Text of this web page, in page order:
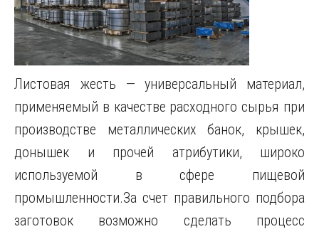
Листовая жесть — универсальный материал,
применяемый в качестве расходного сырья при
производстве металлических банок, крышек,
донышек и прочей атрибутики, широко
используемой в сфере пищевой
промышленности.За счет правильного подбора
заготовок возможно сделать процесс